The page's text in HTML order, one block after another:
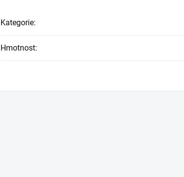
Kategorie:
Hmotnost: